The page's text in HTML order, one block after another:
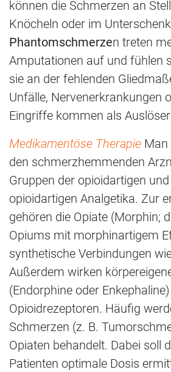
können die Schmerzen an
Knöcheln oder im
Phantomschmerzen treten
Amputationen auf und fühlen
sie an der fehlenden
Unfälle, Nervenerkrankungen
Eingriffe kommen als
Medikamentöse Therapie Man
den schmerzhemmenden
Gruppen der opioidartigen
opioidartigen Analgetika. Zur
gehören die Opiate (Morphin;
Opiums mit morphinartigem
synthetische Verbindungen
Außerdem wirken
(Endorphine oder
Opioidrezeptoren. Häufig
Schmerzen (z. B.
Opiaten behandelt. Dabei soll
Patienten optimale Dosis